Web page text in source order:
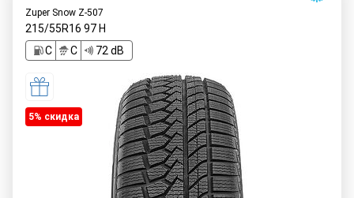
Zuper Snow Z-507
215/55R16 97H
C
C 72 dB
5% cкидка